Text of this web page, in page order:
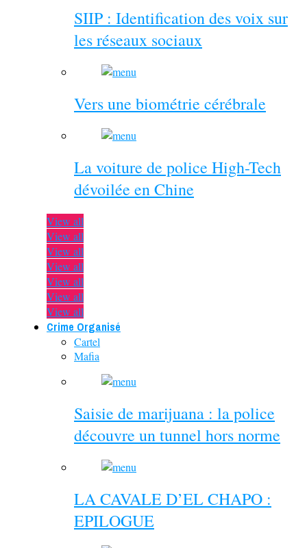
SIIP : Identification des voix sur
les réseaux sociaux
Vers une biométrie cérébrale
La voiture de police High-Tech
dévoilée en Chine
View all
View all
View all
View all
View all
View all
View all
Crime Organisé
Cartel
Mafia
Saisie de marijuana : la police
découvre un tunnel hors norme
LA CAVALE D’EL CHAPO :
EPILOGUE